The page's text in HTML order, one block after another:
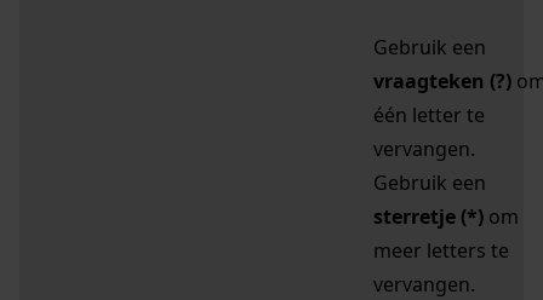
Gebruik een
vraagteken (?)
één letter te
vervangen.
Gebruik een
sterretje (*) om
meer letters te
vervangen.